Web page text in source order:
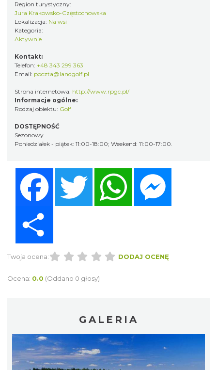
Region turystyczny:
Jura Krakowsko-Częstochowska
Lokalizacja: Na wsi
Kategoria:
Aktywnie
Kontakt:
Telefon: +48 343 299 363
Email: poczta@landgolf.pl
Strona internetowa: http://www.rpgc.pl/
Informacje ogólne:
Rodzaj obiektu: Golf
DOSTĘPNOŚĆ
Sezonowy
Poniedziałek - piątek: 11:00-18:00; Weekend: 11:00-17:00.
Twitter WhatsApp
Twoja ocena: DODAJ OCENĘ
Ocena: 0.0 (Oddano 0 głosy)
GALERIA